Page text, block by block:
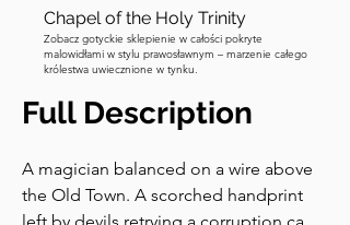
Chapel of the Holy Trinity
Zobacz gotyckie sklepienie w całości pokryte
malowidłami w stylu prawosławnym – marzenie całego
królestwa uwiecznione w tynku.
Full Description
A magician balanced on a wire above
the Old Town. A scorched handprint